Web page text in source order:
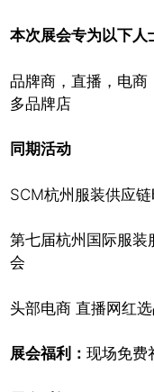
本次展会专为以下人
品牌商，直播，电商
多品牌店
同期活动
SCM杭州服装供应
第七届杭州国际服
会
头部电商 直播网红
展会福利： 现场免费